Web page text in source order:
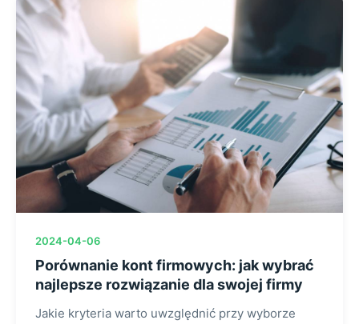
2024-04-06
Porównanie kont firmowych: jak wybrać
najlepsze rozwiązanie dla swojej firmy
Jakie kryteria warto uwzględnić przy wyborze